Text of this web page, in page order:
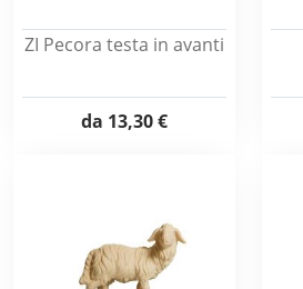
ZI Pecora testa in avanti
da 13,30 €